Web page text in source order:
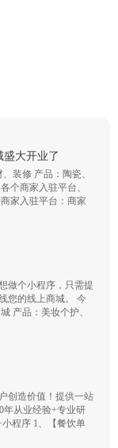
盛大开业了
装修 产品：陶瓷、
个商家入驻平台、
家入驻平台：商家
做个小程序，只需提
您的线上商城。 今
产品：美妆个护、
创造价值！提供一站
年从业经验+专业研
程序 1、【餐饮单